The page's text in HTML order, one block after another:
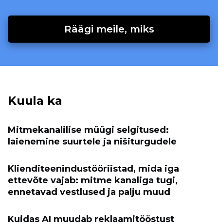
Räägi meile, miks
Kuula ka
Mitmekanalilise müügi selgitused:
laienemine suurtele ja nišiturgudele
Klienditeenindustööriistad, mida iga
ettevõte vajab: mitme kanaliga tugi,
ennetavad vestlused ja palju muud
Kuidas AI muudab reklaamitööstust